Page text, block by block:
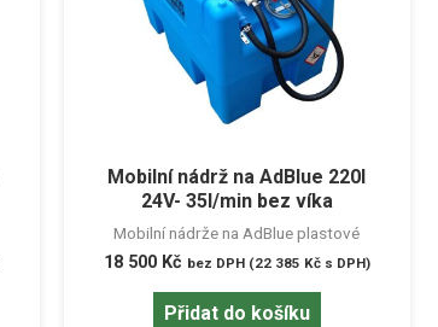
Mobilní nádrž na AdBlue 220l
24V- 35l/min bez víka
Mobilní nádrže na AdBlue plastové
18 500 Kč bez DPH (22 385 Kčs DPH)
Přidat do košíku